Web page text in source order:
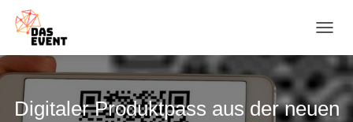
A
I
G
A
Digitaler Produktpass aus der neuen